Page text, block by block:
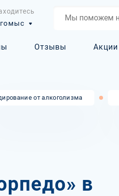
Отзывы Акции
от алкоголизма
в